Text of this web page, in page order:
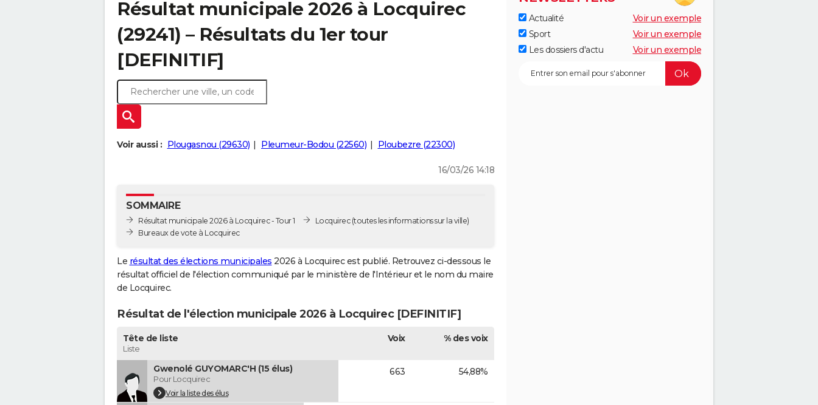
Résultat municipale 2026 à Locquirec
(29241) – Résultats du 1er tour
[DEFINITIF]
Voir aussi : Plougasnou (29630) Pleumeur-Bodou (22560) Ploubezre (22300)
16/03/26 14:18
SOMMAIRE
Résultat municipale 2026 à Locquirec - Tour 1
Bureaux de vote à Locquirec
Locquirec(toutes les informations sur la ville)
Le résultat des élections municipales 2026 à Locquirec est publié. Retrouvez ci-dessous le
résultat officiel de l'élection communiqué par le ministère de l'Intérieur et le nom du maire
de Locquirec.
Résultat de l'élection municipale 2026 à Locquirec [DEFINITIF]
Tête de liste
Liste
Voix % des voix
Gwenolé GUYOMARC'H (15 élus)
Pour Locquirec
Voir la liste des élus
663 54,88%
Actualité
Voir un exemple
Sport
Voir un exemple
Les dossiers d'actu
Voir un exemple